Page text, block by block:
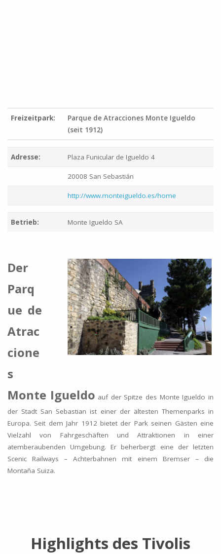
Freizeitpark:
Parque de Atracciones Monte Igueldo
(seit 1912)
Adresse: Plaza Funicular de Igueldo 4
20008 San Sebastián
http://www.monteigueldo.es/home
Betrieb: Monte Igueldo SA
Der
Parq
ue de
Atrac
cione
s
Monte Igueldo auf der Spitze des Monte Igueldo in
der Stadt San Sebastian ist einer der ältesten Themenparks in
Europa. Seit dem Jahr 1912 bietet der Park seinen Gästen eine
Vielzahl von Fahrgeschäften und Attraktionen in einer
atemberaubenden Umgebung. Er beherbergt eine der letzten
Scenic Railways – Achterbahnen mit einem Bremser – die
Montaña Suiza.
Highlights des Tivolis